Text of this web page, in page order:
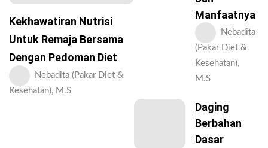
Kekhawatiran Nutrisi
Untuk Remaja Bersama
Dengan Pedoman Diet
Nebadita (Pakar Diet &
Kesehatan), M.S
Manfaatnya
Nebadita
(Pakar Diet &
Kesehatan),
M.S
Daging
Berbahan
Dasar